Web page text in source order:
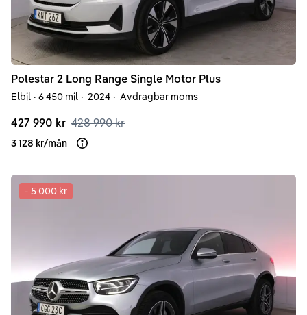
Polestar 2 Long Range Single Motor Plus
Elbil · 6 450 mil · 2024 · Avdragbar moms
427 990 kr 428 990 kr
3 128 kr/mån Läs mer om finansiering
- 5 000 kr